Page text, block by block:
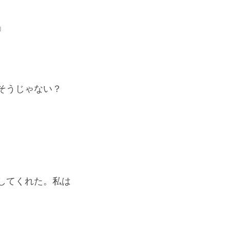
うじゃない？
てくれた。私は